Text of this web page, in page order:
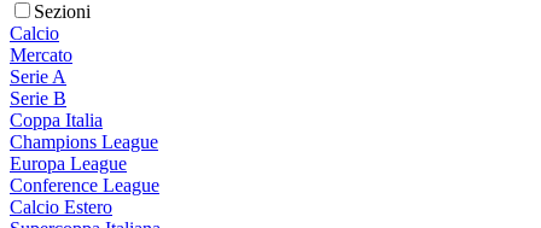
Sezioni
Calcio
Mercato
Serie A
Serie B
Coppa Italia
Champions League
Europa League
Conference League
Calcio Estero